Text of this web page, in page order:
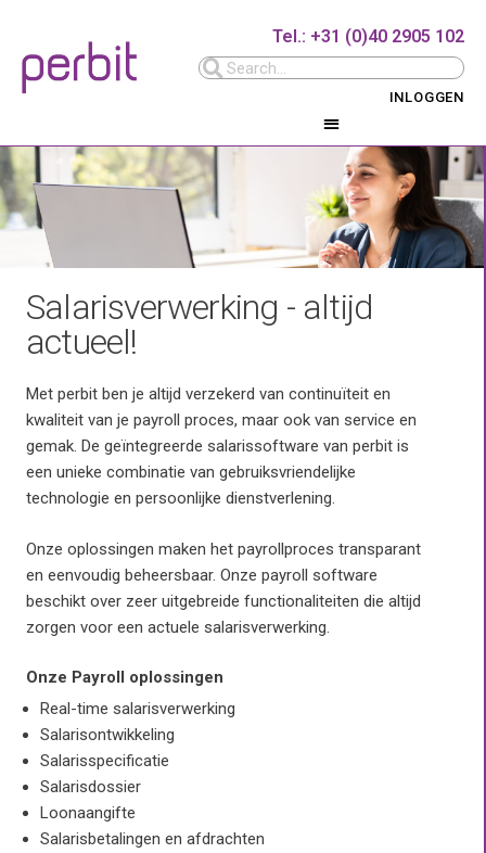
Tel.: +31 (0)40 2905 102
INLOGGEN
Salarisverwerking - altijd
actueel!
Met perbit ben je altijd verzekerd van continuïteit en
kwaliteit van je payroll proces, maar ook van service en
gemak. De geïntegreerde salarissoftware van perbit is
een unieke combinatie van gebruiksvriendelijke
technologie en persoonlijke dienstverlening.
Onze oplossingen maken het payrollproces transparant
en eenvoudig beheersbaar. Onze payroll software
beschikt over zeer uitgebreide functionaliteiten die altijd
zorgen voor een actuele salarisverwerking.
Onze Payroll oplossingen
Real-time salarisverwerking
Salarisontwikkeling
Salarisspecificatie
Salarisdossier
Loonaangifte
Salarisbetalingen en afdrachten